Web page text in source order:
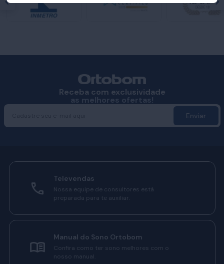
Receba com exclusividade
as melhores ofertas!
Enviar
Televendas
Nossa equipe de consultores está
preparada para te auxiliar.
Manual do Sono Ortobom
Confira como ter sono melhores com o
nosso manual.